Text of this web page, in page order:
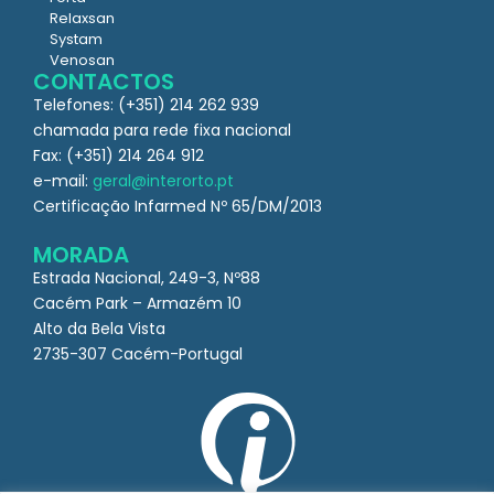
Relaxsan
Systam
Venosan
CONTACTOS
Telefones: (+351) 214 262 939
chamada para rede fixa nacional
Fax: (+351) 214 264 912
e-mail: geral@interorto.pt
Certificação Infarmed Nº 65/DM/2013
MORADA
Estrada Nacional, 249-3, Nº88
Cacém Park – Armazém 10
Alto da Bela Vista
2735-307 Cacém-Portugal